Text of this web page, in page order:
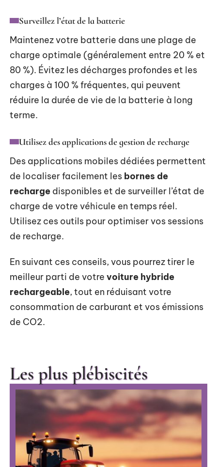
Surveillez l’état de la batterie
Maintenez votre batterie dans une plage de
charge optimale (généralement entre 20 % et
80 %). Évitez les décharges profondes et les
charges à 100 % fréquentes, qui peuvent
réduire la durée de vie de la batterie à long
terme.
Utilisez des applications de gestion de recharge
Des applications mobiles dédiées permettent
de localiser facilement les bornes de
recharge disponibles et de surveiller l’état de
charge de votre véhicule en temps réel.
Utilisez ces outils pour optimiser vos sessions
de recharge.
En suivant ces conseils, vous pourrez tirer le
meilleur parti de votre voiture hybride
rechargeable, tout en réduisant votre
consommation de carburant et vos émissions
de CO2.
Les plus plébiscités